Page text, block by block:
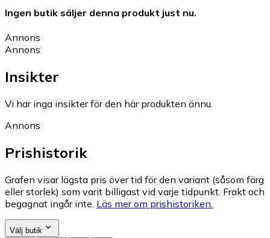
Ingen butik säljer denna produkt just nu.
Annons
Annons
Insikter
Vi har inga insikter för den här produkten ännu.
Annons
Prishistorik
Grafen visar lägsta pris över tid för den variant (såsom färg
eller storlek) som varit billigast vid varje tidpunkt. Frakt och
begagnat ingår inte. Läs mer om prishistoriken.
Välj butik